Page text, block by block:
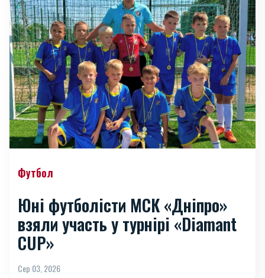
Футбол
Юні футболісти МСК «Дніпро»
взяли участь у турнірі «Diamant
CUP»
Сер 03, 2026